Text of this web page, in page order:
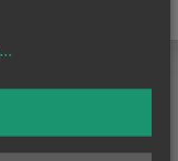
Salvatorgasse 12
...